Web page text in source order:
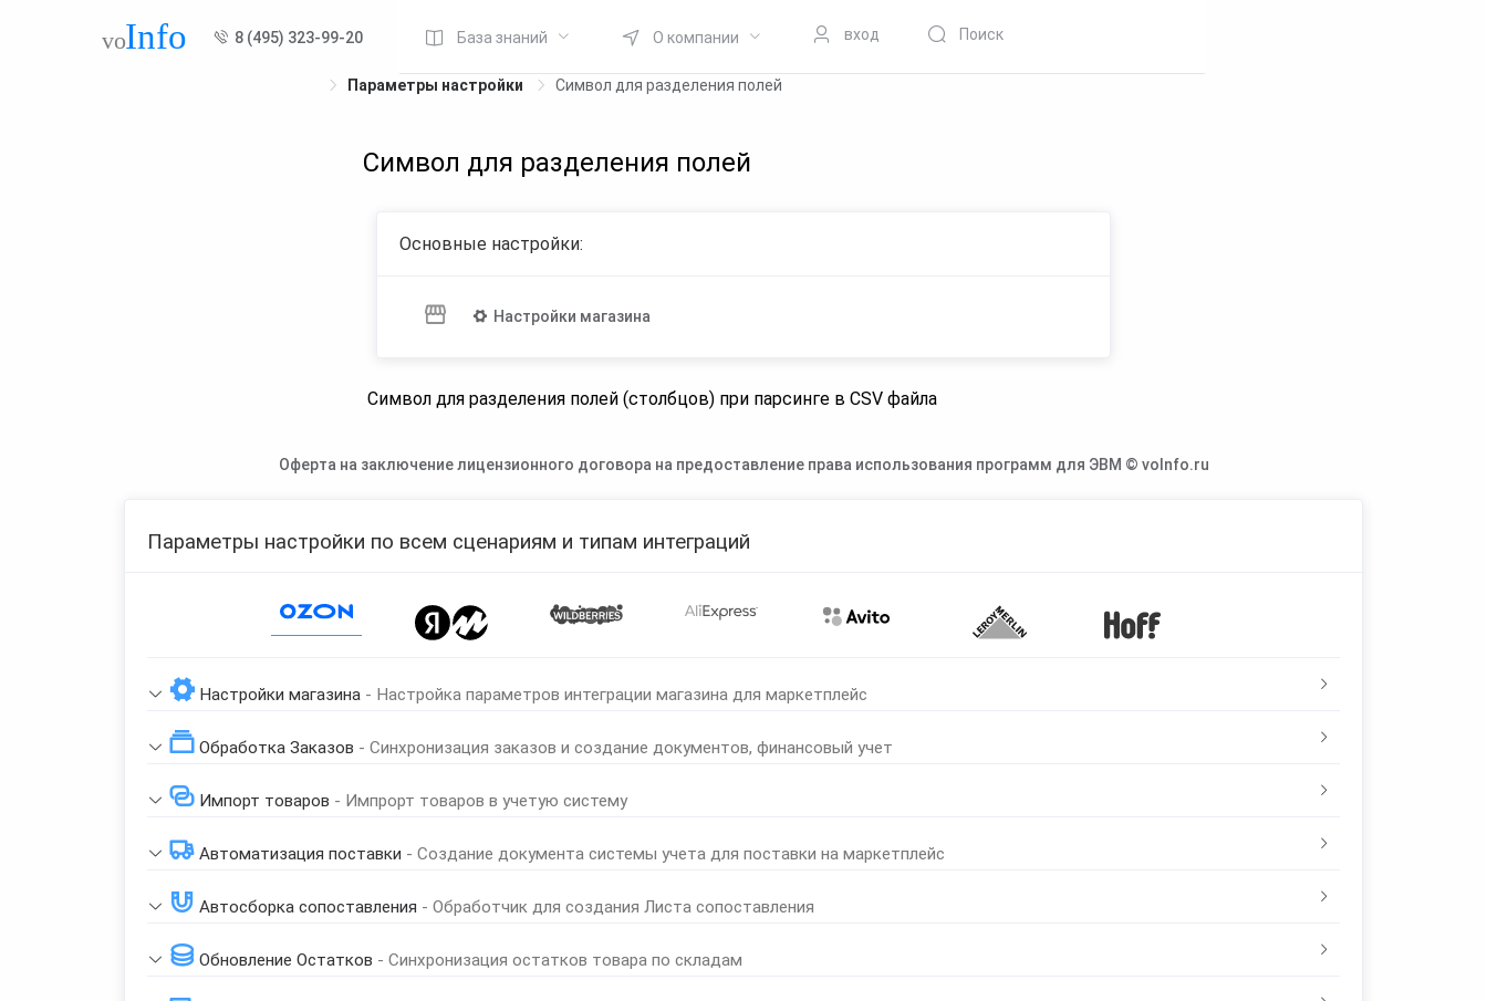
8 (495) 323-99-20 База знаний О компании вход Поиск
Параметры настройки Символ для разделения полей
Символ для разделения полей
Основные настройки:
Настройки магазина
Символ для разделения полей (столбцов) при парсинге в CSV файла
Оферта на заключение лицензионного договора на предоставление права использования программ для ЭВМ © voInfo.ru
Параметры настройки по всем сценариям и типам интеграций
Настройки магазина - Настройка параметров интеграции магазина для маркетплейс
Обработка Заказов - Синхронизация заказов и создание документов, финансовый учет
Импорт товаров - Импрорт товаров в учетую систему
Автоматизация поставки - Создание документа системы учета для поставки на маркетплейс
Автосборка сопоставления - Обработчик для создания Листа сопоставления
Обновление Остатков - Синхронизация остатков товара по складам